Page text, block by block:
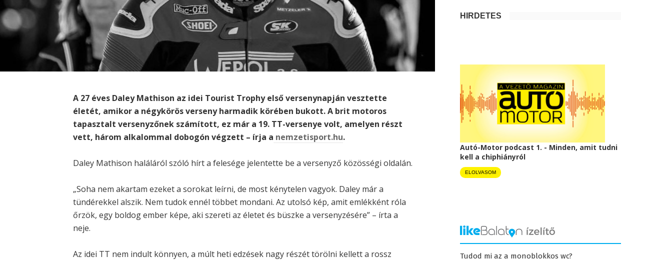
A 27 éves Daley Mathison az idei Tourist Trophy első versenynapján vesztette
életét, amikor a négykörös verseny harmadik körében bukott. A brit motoros
tapasztalt versenyzőnek számított, ez már a 19. TT-versenye volt, amelyen részt
vett, három alkalommal dobogón végzett – írja a nemzetisport.hu.
Daley Mathison haláláról szóló hírt a felesége jelentette be a versenyző közösségi oldalán.
„Soha nem akartam ezeket a sorokat leírni, de most kénytelen vagyok. Daley már a
tündérekkel alszik. Nem tudok ennél többet mondani. Az utolsó kép, amit emlékként róla
őrzök, egy boldog ember képe, aki szereti az életet és büszke a versenyzésére” – írta a
neje.
Az idei TT nem indult könnyen, a múlt heti edzések nagy részét törölni kellett a rossz
HIRDETÉS
Autó-Motor podcast 1. - Minden, amit tudni
kell a chiphiányról
ELOLVASOM
Tudod mi az a monoblokkos wc?